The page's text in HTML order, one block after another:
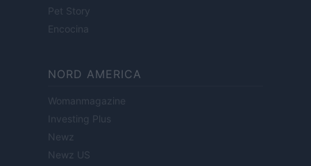
Pet Story
Encocina
NORD AMERICA
Womanmagazine
Investing Plus
Newz
Newz US